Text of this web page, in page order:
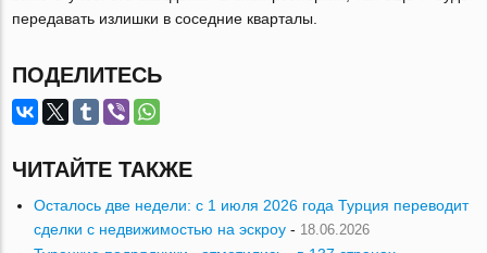
передавать излишки в соседние кварталы.
ПОДЕЛИТЕСЬ
ЧИТАЙТЕ ТАКЖЕ
Осталось две недели: с 1 июля 2026 года Турция переводит
сделки с недвижимостью на эскроу - 18.06.2026